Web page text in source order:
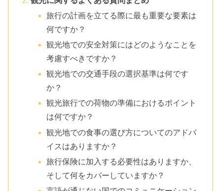
旅行の計画を立てる際に最も重要な要素は
何ですか？
観光地での安全対策にはどのようなことを
考慮すべきですか？
観光地での交通手段の選択基準は何です
か？
観光旅行での荷物の準備におけるポイント
は何ですか？
観光地での食事の選び方についてのアドバ
イスはありますか？
旅行保険に加入する必要性はありますか、
そして何をカバーしていますか？